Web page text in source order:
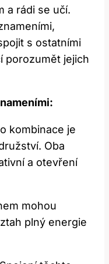
a rádi se učí.
s ostatními
porozumět jejich
kombinace je
Oba
a otevření
mohou
plný energie